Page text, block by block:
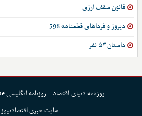
قانون سقف ارزی
دیروز و فرداهای قطعنامه 598
داستان ۵۳ نفر
روزنامه دنیای اقتصاد
روزنامه انگلیسی Financial Tribune
سایت خبری اقتصادنیوز